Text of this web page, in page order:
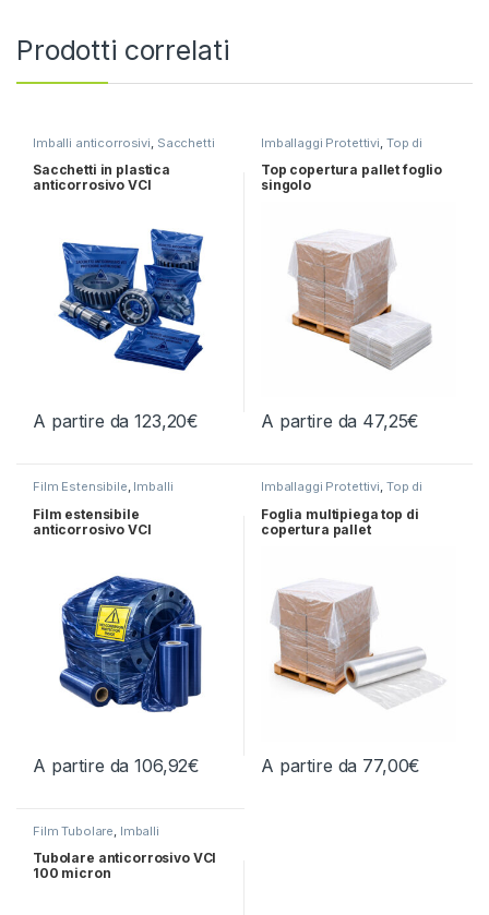
Prodotti correlati
Imballi anticorrosivi Sacchetti
Sacchetti in plastica
anticorrosivo VCI
A partire da123,20€
Imballaggi Protettivi Top di
Copertura
Top copertura pallet foglio
singolo
A partire da 47,25€
Film Estensibile, Imballi
Film estensibile
anticorrosivo VCI
A partire da106,92€
Imballaggi Protettivi, Top di
Foglia multipiega top di
copertura pallet
A partire da 77,00€
Film Tubolare Imballi
Tubolare anticorrosivo VCI
100 micron